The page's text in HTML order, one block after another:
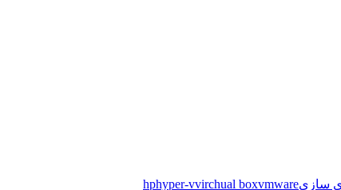
سازی hphyper-vvirchual boxvmware